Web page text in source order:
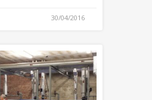
30/04/2016